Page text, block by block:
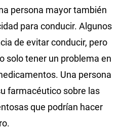
persona mayor también
para conducir. Algunos
de evitar conducir, pero
solo tener un problema en
Una persona
farmacéutico sobre las
que podrían hacer